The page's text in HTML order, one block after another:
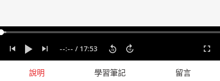
整合
機器學習 迴歸模型
課程內容(31 學習筆記 會員 課程介紹
--:-- / 17:53
說明 學習筆記 留言